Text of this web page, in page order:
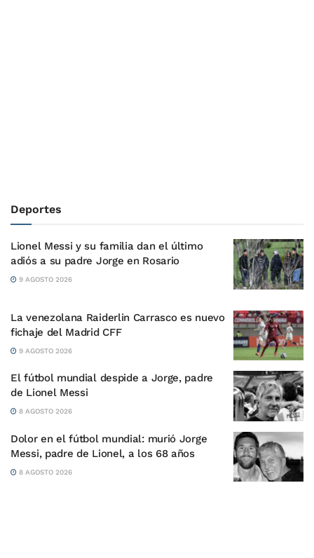
Deportes
Lionel Messi y su familia dan el último
adiós a su padre Jorge en Rosario
9 AGOSTO 2026
La venezolana Raiderlin Carrasco es nuevo
fichaje del Madrid CFF
9 AGOSTO 2026
El fútbol mundial despide a Jorge, padre
de Lionel Messi
8 AGOSTO 2026
Dolor en el fútbol mundial: murió Jorge
Messi, padre de Lionel, a los 68 años
8 AGOSTO 2026